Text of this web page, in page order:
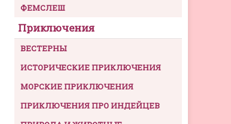
ФЕМСЛЕШ
Приключения
ВЕСТЕРНЫ
ИСТОРИЧЕСКИЕ ПРИКЛЮЧЕНИЯ
МОРСКИЕ ПРИКЛЮЧЕНИЯ
ПРИКЛЮЧЕНИЯ ПРО ИНДЕЙЦЕВ